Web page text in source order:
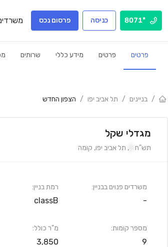
*8071 כניסה פרסום נכס
פרטים פרטים מידע כללי שרותים
/ בניינים / תל אביב יפו / הצפון החדש
מגדלי שקל
תש"ח , תל אביב יפו, קומה
משרדים פנוים בבניין:
-
מספר קומות:
9
רמת בניין:
classB
מ"ר כולל:
3,850